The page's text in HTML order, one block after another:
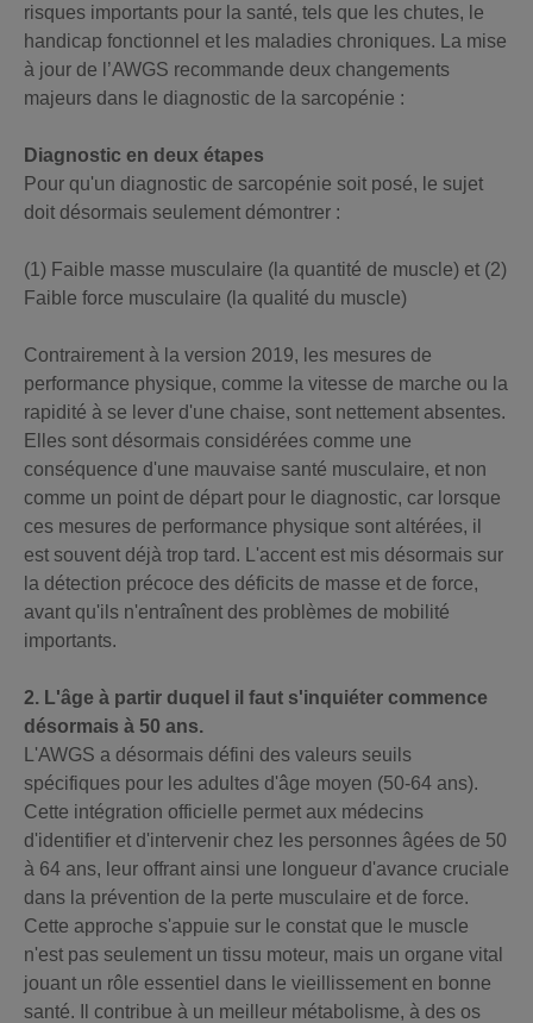
risques importants pour la santé, tels que les chutes, le
handicap fonctionnel et les maladies chroniques. La mise
à jour de l’AWGS recommande deux changements
majeurs dans le diagnostic de la sarcopénie :
Diagnostic en deux étapes
Pour qu'un diagnostic de sarcopénie soit posé, le sujet
doit désormais seulement démontrer :
(1) Faible masse musculaire (la quantité de muscle) et (2)
Faible force musculaire (la qualité du muscle)
Contrairement à la version 2019, les mesures de
performance physique, comme la vitesse de marche ou la
rapidité à se lever d'une chaise, sont nettement absentes.
Elles sont désormais considérées comme une
conséquence d'une mauvaise santé musculaire, et non
comme un point de départ pour le diagnostic, car lorsque
ces mesures de performance physique sont altérées, il
est souvent déjà trop tard. L'accent est mis désormais sur
la détection précoce des déficits de masse et de force,
avant qu'ils n'entraînent des problèmes de mobilité
importants.
2. L'âge à partir duquel il faut s'inquiéter commence
désormais à 50 ans.
L'AWGS a désormais défini des valeurs seuils
spécifiques pour les adultes d'âge moyen (50-64 ans).
Cette intégration officielle permet aux médecins
d'identifier et d'intervenir chez les personnes âgées de 50
à 64 ans, leur offrant ainsi une longueur d'avance cruciale
dans la prévention de la perte musculaire et de force.
Cette approche s'appuie sur le constat que le muscle
n'est pas seulement un tissu moteur, mais un organe vital
jouant un rôle essentiel dans le vieillissement en bonne
santé. Il contribue à un meilleur métabolisme, à des os